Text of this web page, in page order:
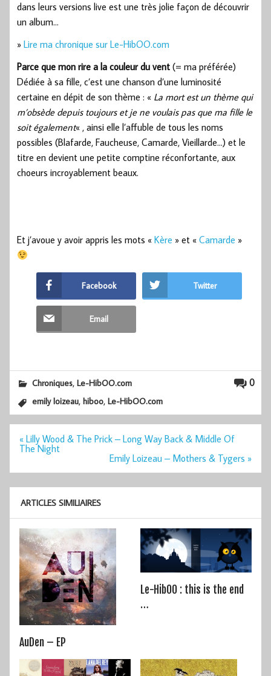
dans leurs versions live est une très jolie façon de découvrir
un album…
» Lire ma chronique sur Le-HibOO.com
Parce que mon rire a la couleur du vent (= ma préférée)
Dédiée à sa fille, c’est une chanson d’une luminosité
certaine en dépit de son thème : « La mort est un thème qui
m’obsède depuis toujours et je ne voulais pas que ma fille le
soit également« , ainsi elle l’affuble de tous les noms
possibles (Blafarde, Faucheuse, Camarde, Vieillarde…) et le
titre en devient une petite comptine réconfortante, aux
choeurs incroyablement beaux.
Et j’avoue y avoir appris les mots « Kère » et « Camarde »
Facebook Twitter
Email
0
Chroniques,Le-HibOO.com
emily loizeau,hiboo,Le-HibOO.com
Navigation
de
l’article
« Lilly Wood & The Prick – Long Way Back & Middle Of
The Night
Emily Loizeau – Mothers & Tygers »
ARTICLES SIMILIAIRES
AuDen – EP
Le-HibOO : this is the end
…